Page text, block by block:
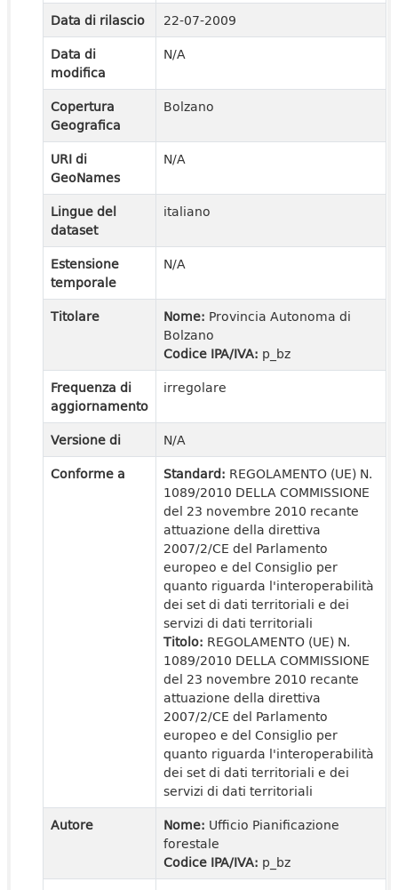
Data di rilascio
22-07-2009
Data di
modifica
N/A
Copertura
Geografica
Bolzano
URI di
GeoNames
N/A
Lingue del
dataset
italiano
Estensione
temporale
N/A
Titolare Nome: Provincia Autonoma di
Bolzano
Codice IPA/IVA: p_bz
Frequenza di
aggiornamento
irregolare
Versione di
N/A
Conforme a
Standard: REGOLAMENTO (UE) N.
1089/2010 DELLA COMMISSIONE
del 23 novembre 2010 recante
attuazione della direttiva
2007/2/CE del Parlamento
europeo e del Consiglio per
quanto riguarda l'interoperabilità
dei set di dati territoriali e dei
servizi di dati territoriali
Titolo: REGOLAMENTO (UE) N.
1089/2010 DELLA COMMISSIONE
del 23 novembre 2010 recante
attuazione della direttiva
2007/2/CE del Parlamento
europeo e del Consiglio per
quanto riguarda l'interoperabilità
dei set di dati territoriali e dei
servizi di dati territoriali
Autore
Nome: Ufficio Pianificazione
forestale
Codice IPA/IVA: p_bz